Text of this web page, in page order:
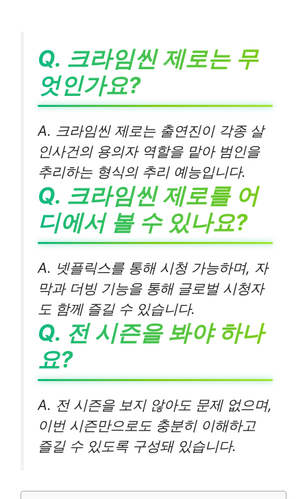
Q. 크라임씬 제로는 무
엇인가요?
A. 크라임씬 제로는 출연진이 각종 살
인사건의 용의자 역할을 맡아 범인을
추리하는 형식의 추리 예능입니다.
Q. 크라임씬 제로를 어
디에서 볼 수 있나요?
A. 넷플릭스를 통해 시청 가능하며, 자
막과 더빙 기능을 통해 글로벌 시청자
도 함께 즐길 수 있습니다.
Q. 전 시즌을 봐야 하나
요?
A. 전 시즌을 보지 않아도 문제 없으며,
이번 시즌만으로도 충분히 이해하고
즐길 수 있도록 구성돼 있습니다.